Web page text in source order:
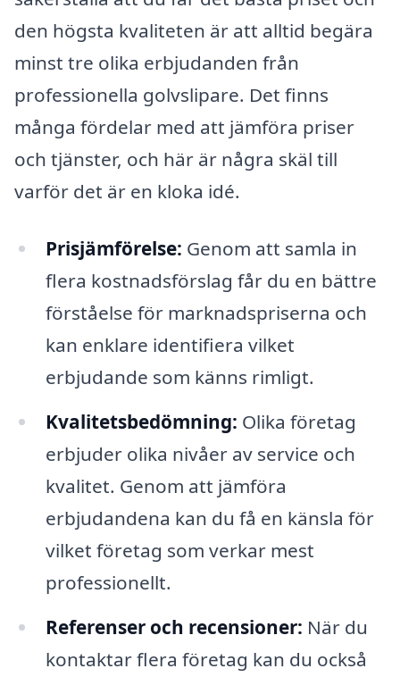
den högsta kvaliteten är att alltid begära
minst tre olika erbjudanden från
professionella golvslipare. Det finns
många fördelar med att jämföra priser
och tjänster, och här är några skäl till
varför det är en kloka idé.
Prisjämförelse: Genom att samla in
flera kostnadsförslag får du en bättre
förståelse för marknadspriserna och
kan enklare identifiera vilket
erbjudande som känns rimligt.
Kvalitetsbedömning: Olika företag
erbjuder olika nivåer av service och
kvalitet. Genom att jämföra
erbjudandena kan du få en känsla för
vilket företag som verkar mest
professionellt.
Referenser och recensioner: När du
kontaktar flera företag kan du också